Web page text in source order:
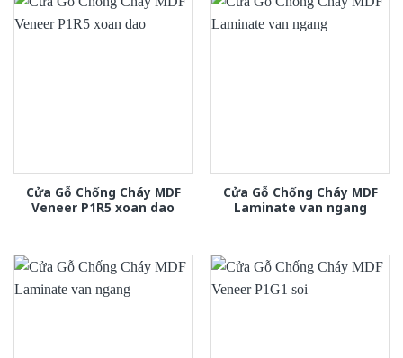
Cửa Gỗ Chống Cháy MDF
Veneer P1R5 xoan dao
Cửa Gỗ Chống Cháy MDF
Laminate van ngang